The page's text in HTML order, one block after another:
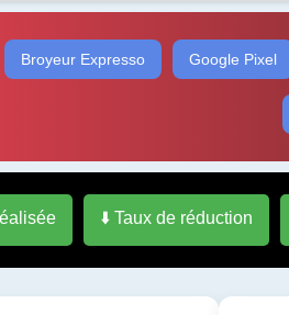
Broyeur Expresso Google Pixel
⬇️ Taux de réduction